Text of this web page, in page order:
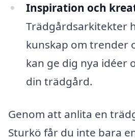
Inspiration och
Trädgårdsarkitekter
kunskap om trender
kan ge dig nya idéer
din trädgård.
Genom att anlita en
Sturkö får du inte bara